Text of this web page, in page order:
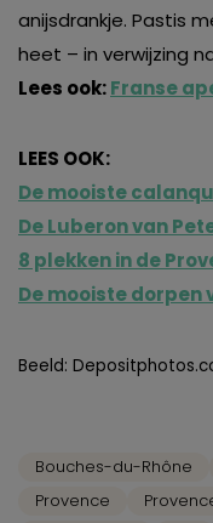
anijsdrankje. Pastis
heet – in verwijzing
Lees ook:Franse
LEES OOK:
De mooiste
De Luberon van
8 plekken in de
De mooiste dorpen
Beeld:
Bouches-du-Rhône
Provence